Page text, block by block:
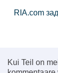
RIA.com
Kui Teil on